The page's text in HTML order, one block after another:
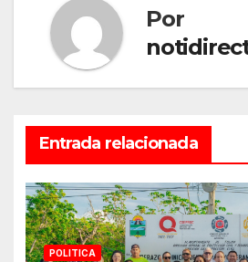
Por
Entrada relacionada
POLITICA